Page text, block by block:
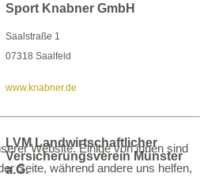
Sport Knabner GmbH
Saalstraße 1
07318 Saalfeld
www.knabner.de
LVM Landwirtschaftlicher
Versicherungsverein Münster
a.G.
Website. Einige von ihnen sind
Seite, während andere uns helfen,